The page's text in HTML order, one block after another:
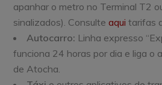
apanhar o metro no Terminal T2
sinalizados). Consulteaqui tarifas
Autocarro: Linha expresso
funciona 24 horas por dia e liga o
de Atocha.